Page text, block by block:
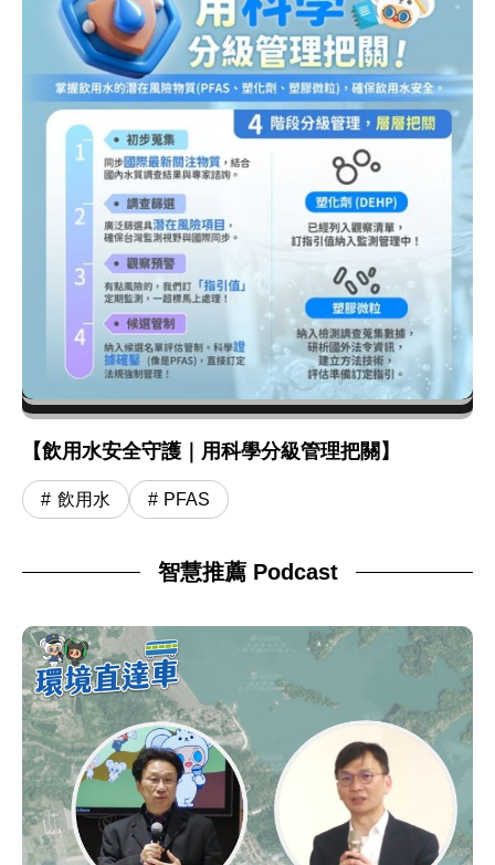
【飲用水安全守護｜用科學分級管理把關】
飲用水 PFAS
智慧推薦 Podcast